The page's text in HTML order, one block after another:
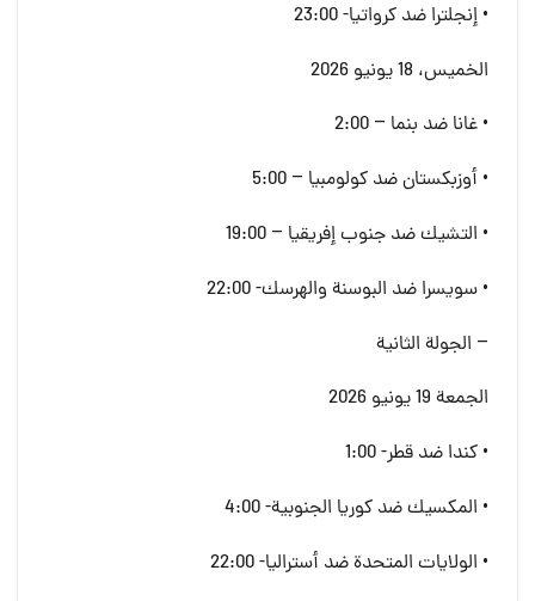
• إنجلترا ضد كرواتيا- 23:00
الخميس، 18 يونيو 2026
• غانا ضد بنما – 2:00
• أوزبكستان ضد كولومبيا – 5:00
• التشيك ضد جنوب إفريقيا – 19:00
• سويسرا ضد البوسنة والهرسك- 22:00
– الجولة الثانية
الجمعة 19 يونيو 2026
• كندا ضد قطر- 1:00
• المكسيك ضد كوريا الجنوبية- 4:00
• الولايات المتحدة ضد أستراليا- 22:00